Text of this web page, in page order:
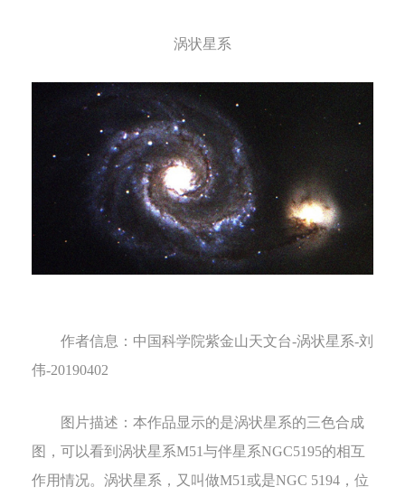
涡状星系
作者信息： 中国科学院紫金山天文台-涡状星系-刘
伟-20190402
图片描述： 本作品显示的是涡状星系的三色合成
图，可以看到涡状星系M51与伴星系NGC5195的相互
作用情况。涡状星系 ，又叫做M51或是NGC 5194 ，位